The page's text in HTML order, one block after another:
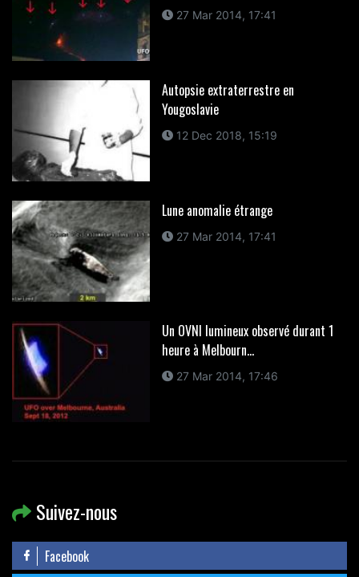
27 Mar 2014, 17:41
Autopsie extraterrestre en
Yougoslavie
12 Dec 2018, 15:19
Lune anomalie étrange
27 Mar 2014, 17:41
Un OVNI lumineux observé durant 1
heure à Melbourn...
27 Mar 2014, 17:46
Suivez-nous
Facebook